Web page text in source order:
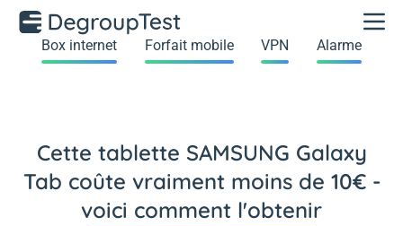
Box internet Forfait mobile VPN Alarme
Cette tablette SAMSUNG Galaxy
Tab coûte vraiment moins de 10€ -
voici comment l'obtenir